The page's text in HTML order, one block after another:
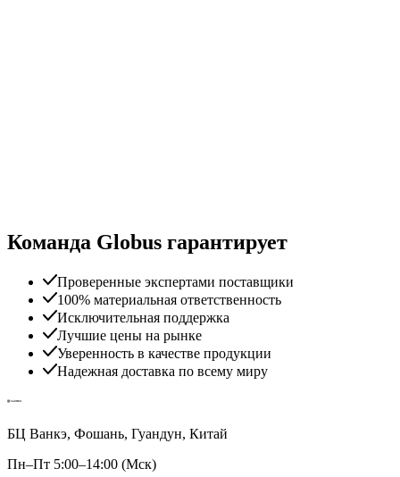
Команда Globus гарантирует
Проверенные экспертами поставщики
100% материальная ответственность
Исключительная поддержка
Лучшие цены на рынке
Уверенность в качестве продукции
Надежная доставка по всему миру
БЦ Ванкэ, Фошань, Гуандун, Китай
Пн–Пт 5:00–14:00 (Мск)